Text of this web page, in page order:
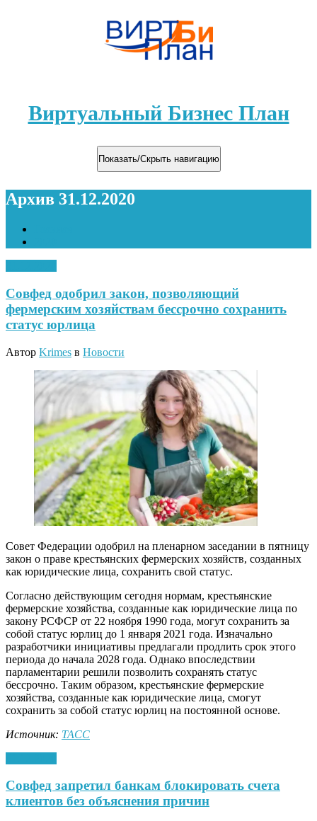
Виртуальный Бизнес План
Показать/Скрыть навигацию
Архив 31.12.2020
Совфед одобрил закон, позволяющий
фермерским хозяйствам бессрочно сохранить
статус юрлица
Автор Krimes в Новости
Совет Федерации одобрил на пленарном заседании в пятницу
закон о праве крестьянских фермерских хозяйств, созданных
как юридические лица, сохранить свой статус.
Согласно действующим сегодня нормам, крестьянские
фермерские хозяйства, созданные как юридические лица по
закону РСФСР от 22 ноября 1990 года, могут сохранить за
собой статус юрлиц до 1 января 2021 года. Изначально
разработчики инициативы предлагали продлить срок этого
периода до начала 2028 года. Однако впоследствии
парламентарии решили позволить сохранять статус
бессрочно. Таким образом, крестьянские фермерские
хозяйства, созданные как юридические лица, смогут
сохранить за собой статус юрлиц на постоянной основе.
Источник: ТАСС
Совфед запретил банкам блокировать счета
клиентов без объяснения причин